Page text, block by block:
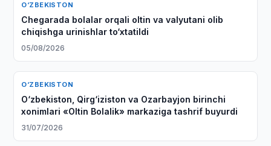
O‘ZBEKISTON
Chegarada bolalar orqali oltin va valyutani olib
chiqishga urinishlar to‘xtatildi
05/08/2026
O‘ZBEKISTON
O‘zbekiston, Qirg‘iziston va Ozarbayjon birinchi
xonimlari «Oltin Bolalik» markaziga tashrif buyurdi
31/07/2026